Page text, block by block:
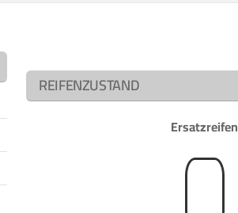
REIFENZUSTAND
Ersatzreifen